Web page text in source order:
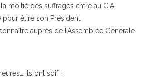
moitié des suffrages entre au C.A.
pour élire son Président.
auprès de l’Assemblée Générale.
ils ont soif !